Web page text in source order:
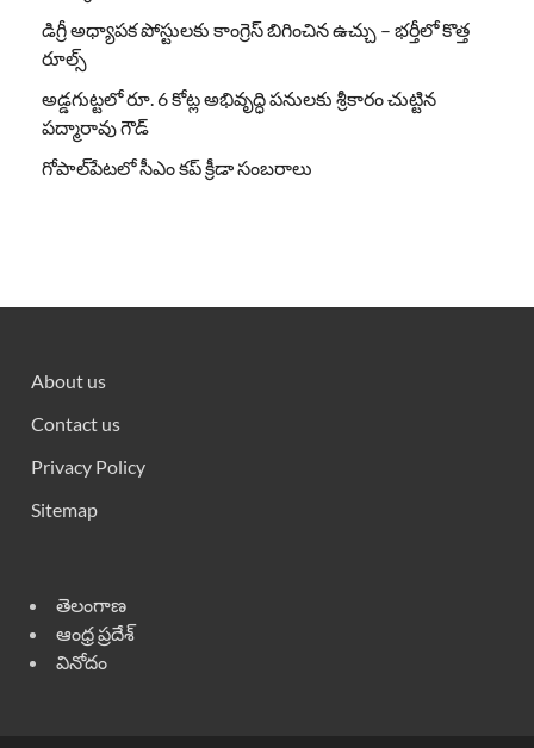
డిగ్రీ అధ్యాపక పోస్టులకు కాంగ్రెస్ బిగించిన ఉచ్చు – భర్తీలో కొత్త
రూల్స్
అడ్డగుట్టలో రూ. 6 కోట్ల అభివృద్ధి పనులకు శ్రీకారం చుట్టిన
పద్మారావు గౌడ్
గోపాల్‌పేటలో సీఎం కప్ క్రీడా సంబరాలు
About us
Contact us
Privacy Policy
Sitemap
తెలంగాణ
ఆంధ్ర ప్రదేశ్
వినోదం